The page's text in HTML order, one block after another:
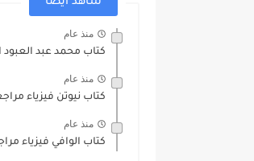
منذ عام
كتاب محمد عبد العبود
منذ عام
كتاب نيوتن فيزياء
منذ عام
كتاب الوافي فيزياء